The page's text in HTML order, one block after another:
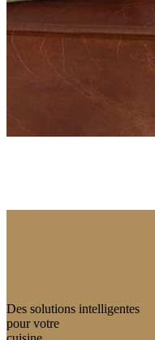
Des solutions intelligentes
pour votre